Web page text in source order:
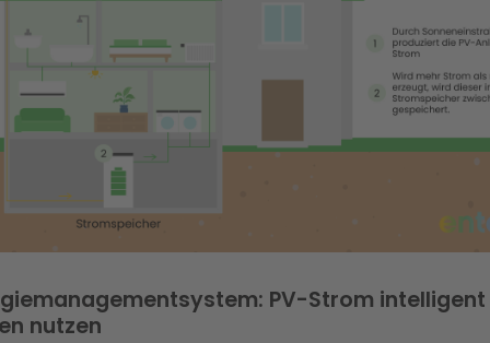
PV-Strom intelligent
nutzen